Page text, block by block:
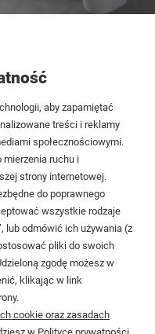
54
25
aby zapamiętać
treści i reklamy
społecznościowymi.
mierzenia ruchu i
strony internetowej.
do poprawnego
wszystkie rodzaje
lub odmówić ich używania (z
pliki do swoich
zgodę możesz w
klikając w link
cookie oraz zasadach